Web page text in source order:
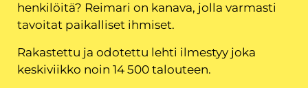
henkilöitä? Reimari on kanava, jolla varmasti
tavoitat paikalliset ihmiset.
Rakastettu ja odotettu lehti ilmestyy joka
keskiviikko noin 14 500 talouteen.